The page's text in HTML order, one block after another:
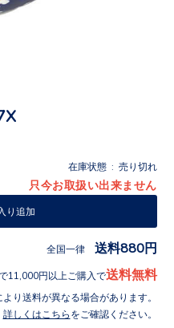
在庫状態 : 売り切れ
只今お取扱い出来ません
り追加
全国一律 送料880円
11,000円以上ご購入で送料無料
より送料が異なる場合があります。
詳しくはこちら をご確認ください。